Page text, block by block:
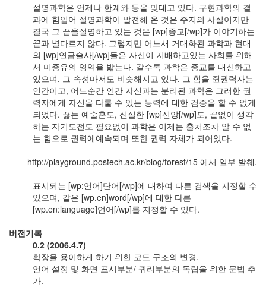
설명과학은 언제나 한계와 등을 맞대고 있다. 구현과학의 결
과에 힘입어 설명과학이 발전해 온 것은 주지의 사실이지만
결국 그 끝을설명하고 있는 것은 [wp]종교[/wp]가 이야기하는
끝과 별다르지 않다. 그렇지만 어느새 거대화된 과학과 현대
의 [wp]연금술사[/wp]들은 자신이 지배하고있는 사회를 위해
서 미증유의 영역을 밟는다. 갈수록 과학은 종교를 대신하고
있으며, 그 속성마저도 비슷해지고 있다. 그 힘을 쥔권력자는
인간이고, 어느순간 인간 자신과는 분리된 과학은 그러한 권
력자에게 자신을 다룰 수 있는 능력에 대한 검증을 할 수 없게
되었다. 끓는 예술혼도, 신실한 [wp]신앙[/wp]도, 끝없이 생각
하는 자기도전도 필요없이 과학은 이제는 출처조차 알 수 없
는 힘으로 권력에예속되며 또한 권력 자체가 되어있다.
http://playground.postech.ac.kr/blog/forest/15 에서 일부 발췌.
표시되는 [wp:언어]단어[/wp]에 대하여 다른 검색을 지정할 수
있으며, 같은 [wp.en]word[/wp]에 대한 다른
[wp.en:language]언어[/wp]를 지정할 수 있다.
버전기록
0.2 (2006.4.7)
확장을 용이하게 하기 위한 코드 구조의 변경.
언어 설정 및 화면 표시부분/ 쿼리부분의 독립을 위한 문법 추
가.
시...
화
게
위...
(2)